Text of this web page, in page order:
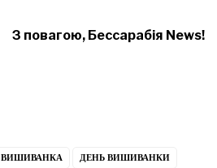
З повагою, Бессарабія News!
ВИШИВАНКА
ДЕНЬ ВИШИВАНКИ